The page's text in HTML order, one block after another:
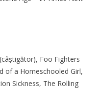
Foo Fighters
of a Homeschooled Girl,
Sickness, The Rolling